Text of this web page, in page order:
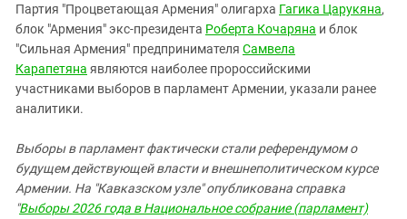
Партия "Процветающая Армения" олигарха Гагика Царукяна,
блок "Армения" экс-президента Роберта Кочаряна и блок
"Сильная Армения" предпринимателя Самвела
Карапетяна являются наиболее пророссийскими
участниками выборов в парламент Армении, указали ранее
аналитики.
Выборы в парламент фактически стали референдумом о
будущем действующей власти и внешнеполитическом курсе
Армении. На "Кавказском узле" опубликована справка
"Выборы 2026 года в Национальное собрание (парламент)